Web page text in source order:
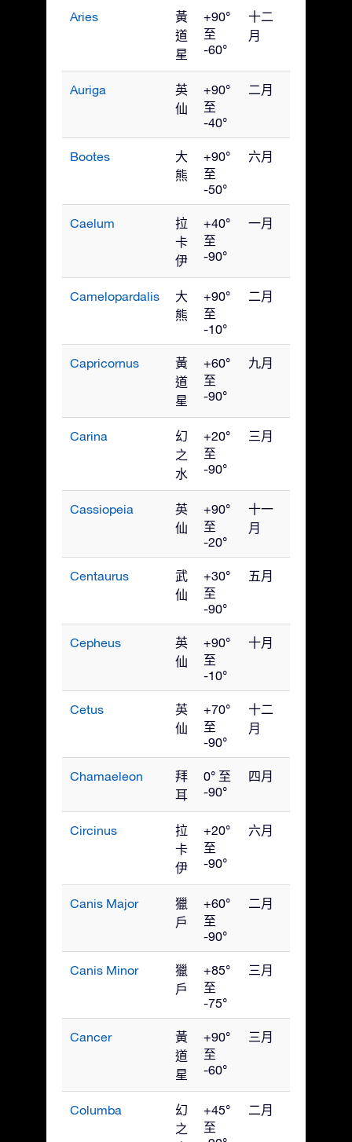
Aries
黃
道
星
+90°
至
-60°
十二
月
Auriga
英
仙
+90°
至
-40°
二月
Bootes
大
熊
+90°
至
-50°
六月
Caelum
拉
卡
伊
+40°
至
-90°
一月
Camelopardalis
大
熊
+90°
至
-10°
二月
Capricornus
黃
道
星
+60°
至
-90°
九月
Carina
幻
之
水
+20°
至
-90°
三月
Cassiopeia
英
仙
+90°
至
-20°
十一
月
Centaurus
武
仙
+30°
至
-90°
五月
Cepheus
英
仙
+90°
至
-10°
十月
Cetus
英
仙
+70°
至
-90°
十二
月
Chamaeleon
拜
耳
0° 至
-90°
四月
Circinus
拉
卡
伊
+20°
至
-90°
六月
Canis Major
獵
戶
+60°
至
-90°
二月
Canis Minor
獵
戶
+85°
至
-75°
三月
Cancer
黃
道
星
+90°
至
-60°
三月
Columba
幻
之
+45°
至
二月